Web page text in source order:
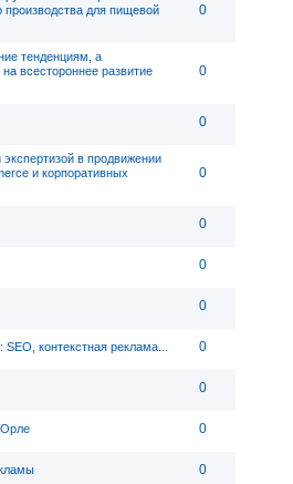
производства для пищевой
0
тенденциям, а
всестороннее развитие
0
0
в продвижении
и корпоративных
0
0
0
0
контекстная реклама... 0
0
Орле 0
0